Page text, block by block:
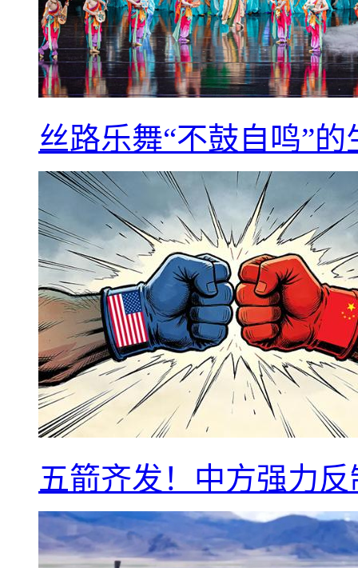
丝路乐舞“不鼓自鸣”
五箭齐发！中方强力